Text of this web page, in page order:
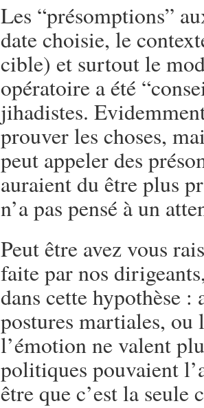
Les “présomptions”
date choisie, le
cible) et surtout le
opératoire a été
jihadistes.
prouver les choses,
peut appeler des
auraient du être plus
n’a pas pensé à un
Peut être avez vous
faite par nos
dans cette hypothèse
postures martiales, ou
l’émotion ne valent
politiques pouvaient
être que c’est la